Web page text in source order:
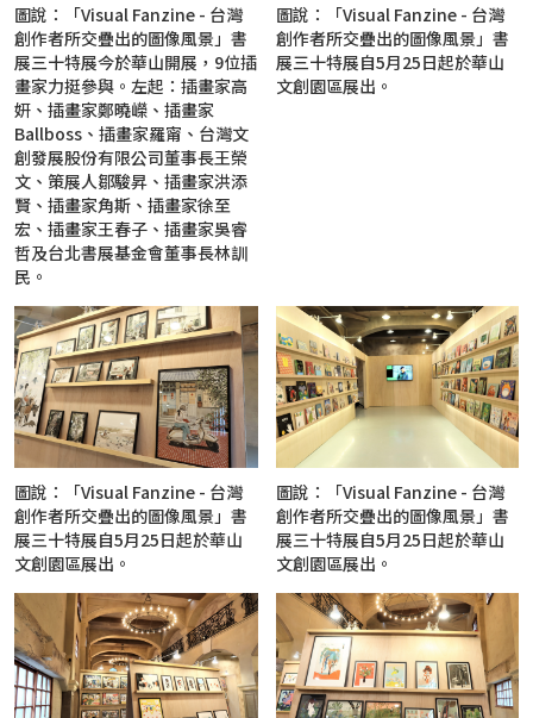
圖說：「Visual Fanzine - 台灣
創作者所交疊出的圖像風景」書
展三十特展今於華山開展，9位插
畫家力挺參與。左起：插畫家高
妍、插畫家鄭曉嶸、插畫家
Ballboss、插畫家羅甯、台灣文
創發展股份有限公司董事長王榮
文、策展人鄒駿昇、插畫家洪添
賢、插畫家角斯、插畫家徐至
宏、插畫家王春子、插畫家吳睿
哲及台北書展基金會董事長林訓
民。
圖說：「Visual Fanzine - 台灣
創作者所交疊出的圖像風景」書
展三十特展自5月25日起於華山
文創園區展出。
圖說：「Visual Fanzine - 台灣
創作者所交疊出的圖像風景」書
展三十特展自5月25日起於華山
文創園區展出。
圖說：「Visual Fanzine - 台灣
創作者所交疊出的圖像風景」書
展三十特展自5月25日起於華山
文創園區展出。